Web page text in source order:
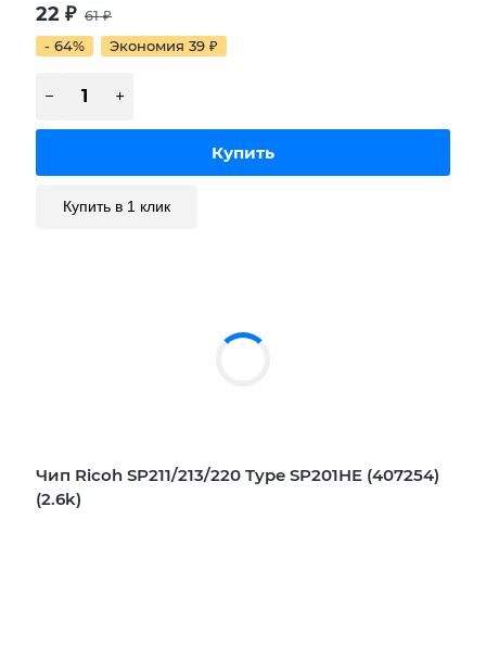
22 ₽ 61₽
- 64%
Экономия 39 ₽
Купить в 1 клик
Чип Ricoh SP211/213/220 Type SP201HE (407254)
(2.6k)